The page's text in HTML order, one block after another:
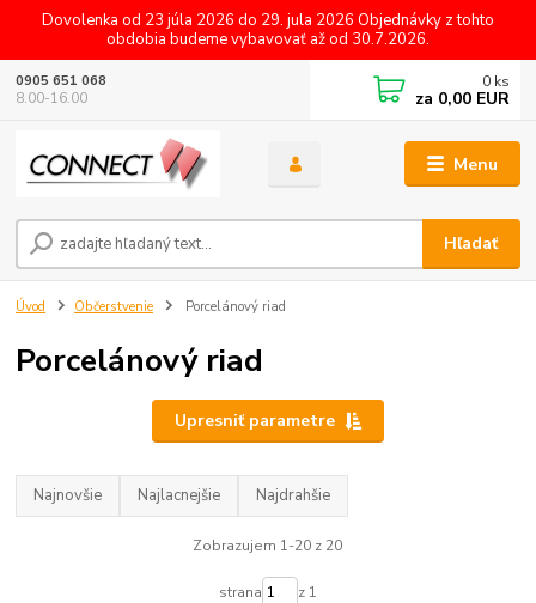
Dovolenka od 23 júla 2026 do 29. jula 2026 Objednávky z tohto
obdobia budeme vybavovať až od 30.7.2026.
Menu
Hľadať
0905 651 068
8.00-16.00
0 ks
za 0,00 EUR
Úvod Občerstvenie Porcelánový riad
Porcelánový riad
Upresniť parametre
Najnovšie Najlacnejšie Najdrahšie
Zobrazujem 1-20 z 20
strana z 1